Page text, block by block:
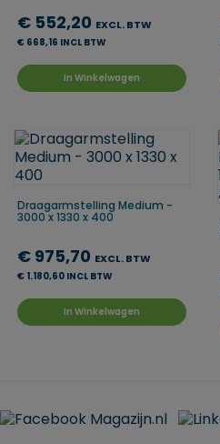
€ 552,20 EXCL. BTW
€ 668,16 INCL BTW
In Winkelwagen
Draagarmstelling Medium -
3000 x 1330 x 400
€ 975,70 EXCL. BTW
€ 1.180,60 INCL BTW
In Winkelwagen